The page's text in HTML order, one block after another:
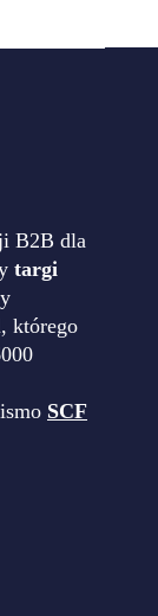
B2B dla
targi
którego
SCF